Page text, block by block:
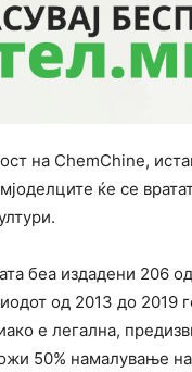
на ChemChine,
ќе се
беа издадени 206
од 2013 до 2019
е легална,
50% намалување